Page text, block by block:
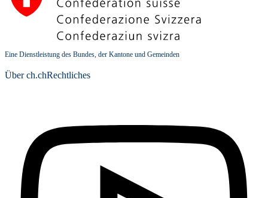
Eine Dienstleistung des Bundes, der Kantone und Gemeinden
Über ch.chRechtliches